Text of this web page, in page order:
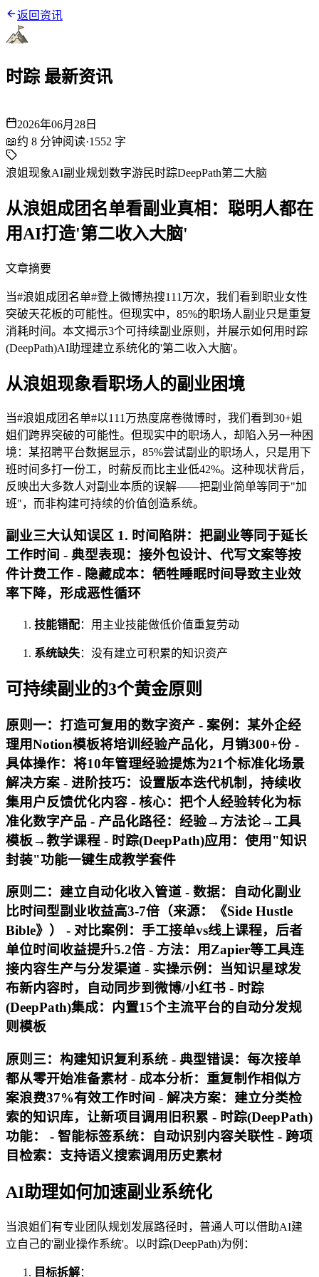
返回资讯
时踪 最新资讯
2026年06月28日
📖约 8 分钟阅读·1552 字
浪姐现象AI副业规划 数字游民时踪DeepPath第二大脑
从浪姐成团名单看副业真相：聪明人都在
用AI打造'第二收入大脑'
文章摘要
当#浪姐成团名单#登上微博热搜111万次，我们看到职业女性
突破天花板的可能性。但现实中，85%的职场人副业只是重复
消耗时间。本文揭示3个可持续副业原则，并展示如何用时踪
(DeepPath)AI助理建立系统化的'第二收入大脑'。
从浪姐现象看职场人的副业困境
当#浪姐成团名单#以111万热度席卷微博时，我们看到30+姐
姐们跨界突破的可能性。但现实中的职场人，却陷入另一种困
境：某招聘平台数据显示，85%尝试副业的职场人，只是用下
班时间多打一份工，时薪反而比主业低42%。这种现状背后，
反映出大多数人对副业本质的误解——把副业简单等同于"加
班"，而非构建可持续的价值创造系统。
副业三大认知误区 1. 时间陷阱：把副业等同于延长
工作时间 - 典型表现：接外包设计、代写文案等按
件计费工作 - 隐藏成本：牺牲睡眠时间导致主业效
率下降，形成恶性循环
技能错配：用主业技能做低价值重复劳动
系统缺失：没有建立可积累的知识资产
可持续副业的3个黄金原则
原则一：打造可复用的数字资产 - 案例：某外企经
理用Notion模板将培训经验产品化，月销300+份 -
具体操作：将10年管理经验提炼为21个标准化场景
解决方案 - 进阶技巧：设置版本迭代机制，持续收
集用户反馈优化内容 - 核心：把个人经验转化为标
准化数字产品 - 产品化路径：经验→方法论→工具
模板→教学课程 - 时踪(DeepPath)应用：使用"知识
封装"功能一键生成教学套件
原则二：建立自动化收入管道 - 数据：自动化副业
比时间型副业收益高3-7倍（来源：《Side Hustle
Bible》） - 对比案例：手工接单vs线上课程，后者
单位时间收益提升5.2倍 - 方法：用Zapier等工具连
接内容生产与分发渠道 - 实操示例：当知识星球发
布新内容时，自动同步到微博/小红书 - 时踪
(DeepPath)集成：内置15个主流平台的自动分发规
则模板
原则三：构建知识复利系统 - 典型错误：每次接单
都从零开始准备素材 - 成本分析：重复制作相似方
案浪费37%有效工作时间 - 解决方案：建立分类检
索的知识库，让新项目调用旧积累 - 时踪(DeepPath)
功能： - 智能标签系统：自动识别内容关联性 - 跨项
目检索：支持语义搜索调用历史素材
AI助理如何加速副业系统化
当浪姐们有专业团队规划发展路径时，普通人可以借助AI建
立自己的'副业操作系统'。以时踪(DeepPath)为例：
目标拆解：